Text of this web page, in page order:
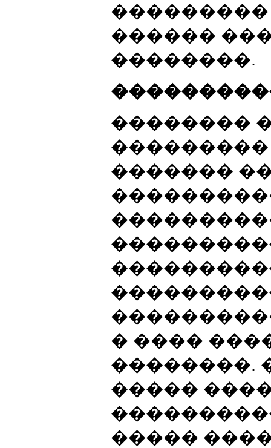
������
��������.
��������
�������
� ����
��������.
�����
�����